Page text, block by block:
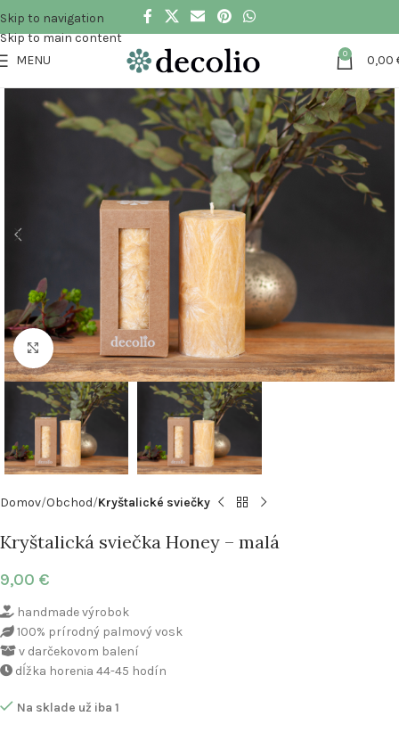
Skip to navigation
Skip to main content
MENU
0 0,00
Klikni pre zväčšenie
Domov Obchod Kryštalické sviečky
Kryštalická sviečka Honey – malá
9,00 €
handmade výrobok
100% prírodný palmový vosk
v darčekovom balení
dĺžka horenia 44-45 hodín
Na sklade už iba 1